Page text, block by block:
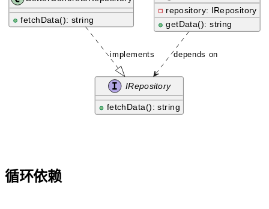
循环依赖